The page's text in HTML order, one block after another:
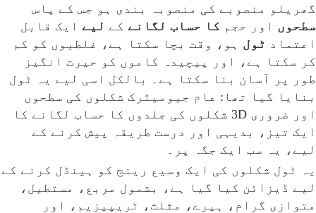
گھریلو منصوبے کی منصوبہ بندی ہو جس کے پاس
سطحوں اور حجم کا حساب لگانے کے لیے ایک قابل
اعتماد ٹول ہو، وقت بچا سکتا ہے، غلطیوں کو کم
کر سکتا ہے، اور پیچیدہ کاموں کو حیرت انگیز
طور پر آسان بنا سکتا ہے۔ بالکل اسی لیے یہ ٹول
بنایا گیا تھا: عام جیومیٹرک شکلوں کی سطحوں
اور ضروری 3D شکلوں کی جلدوں کا حساب لگانے کا
ایک تیز، بدیہی اور درست طریقہ پیش کرنے کے
لیے، یہ سب ایک جگہ پر۔
یہ ٹول شکلوں کی ایک وسیع رینج کو ہینڈل کرنے کے
لیے ڈیزائن کیا گیا ہے، بشمول مربع، مستطیل،
متوازی گرام، ہیرے، مثلث، ٹریپیزیم، اور